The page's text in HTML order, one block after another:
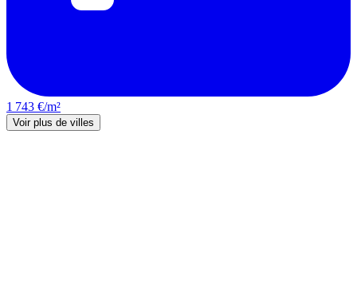
1 743 €/m²
Voir plus de villes